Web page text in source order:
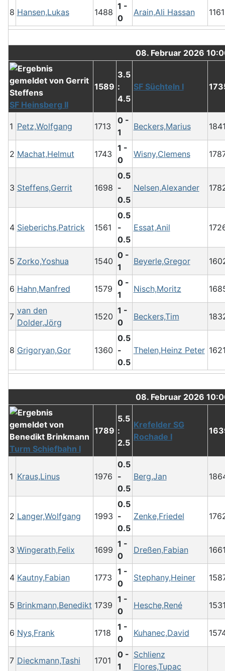
8 Hansen,Lukas 1488
1 -
0
Arain,Ali Hassan 1161
08. Februar 2026
SF Heinsberg II
1589
3.5
:
4.5
SF Süchteln I
1 Petz,Wolfgang 1713
0 -
1
Beckers,Marius
2 Machat,Helmut 1743
1 -
0
Wisny,Clemens
3 Steffens,Gerrit 1698
0.5
-
0.5
Nelsen,Alexander
4 Sieberichs,Patrick 1561
0.5
-
0.5
Essat,Anil
5 Zorko,Yoshua 1540
0 -
1
Beyerle,Gregor
6 Hahn,Manfred 1579
0 -
1
Nisch,Moritz
7
van den
Dolder,Jörg
1520
1 -
0
Beckers,Tim
8 Grigoryan,Gor 1360
0.5
-
0.5
Thelen,Heinz Peter
08. Februar 2026
Turm Schiefbahn I
1789
5.5
:
2.5
Krefelder SG
Rochade I
1 Kraus,Linus 1976
0.5
-
0.5
Berg,Jan
2 Langer,Wolfgang 1993
0.5
-
0.5
Zenke,Friedel
3 Wingerath,Felix 1699
1 -
0
Dreßen,Fabian
4 Kautny,Fabian 1773
1 -
0
Stephany,Heiner
5 Brinkmann,Benedikt 1739
1 -
0
Hesche,René
6 Nys,Frank 1718
1 -
0
Kuhanec,David
7 Dieckmann,Tashi 1701
0 -
1
Schlienz
Flores,Tupac